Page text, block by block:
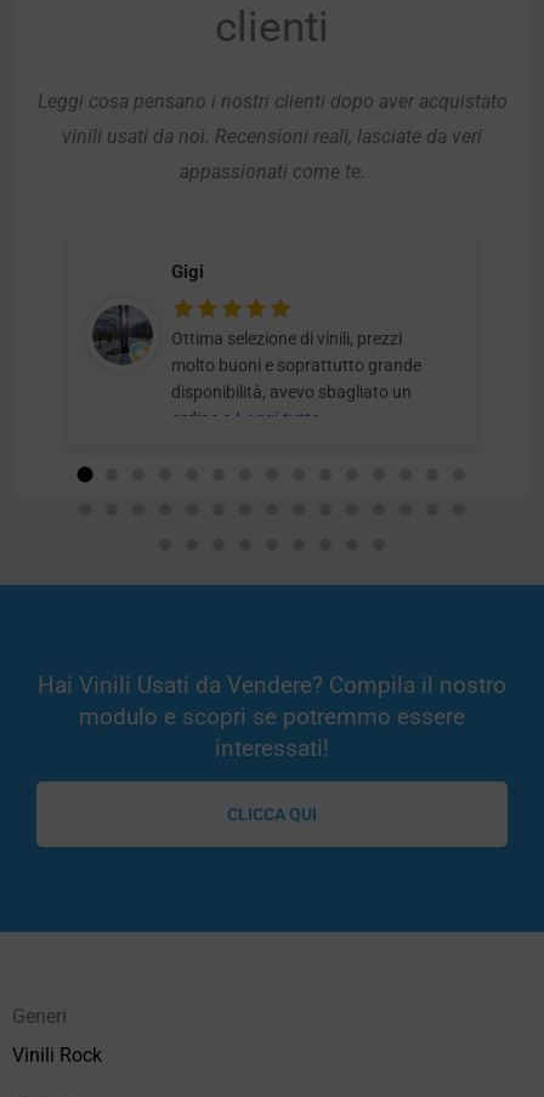
clienti
Leggi cosa pensano i nostri clienti dopo aver acquistato
vinili usati da noi. Recensioni reali, lasciate da veri
appassionati come te.
Gigi
Ottima selezione di vinili, prezzi
molto buoni e soprattutto grande
disponibilità, avevo sbagliato un
ordine e Leggi tutto
Hai Vinili Usati da Vendere? Compila il nostro
modulo e scopri se potremmo essere
interessati!
CLICCA QUI
Generi
Vinili Rock